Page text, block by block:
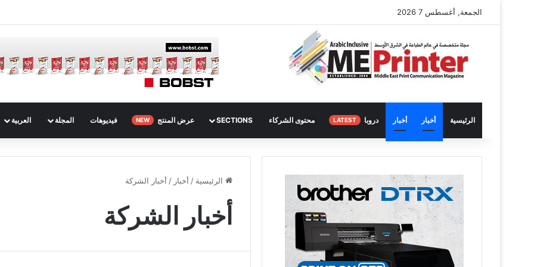
الجمعة, أغسطس 7 2026
الرئيسية أخبار أخبار دروبا LATEST محتوى الشركاء SECTIONS عرض المنتج NEW فيديوهات المجلة العربية
الرئيسية / أخبار / أخبار الشركة
أخبار الشركة